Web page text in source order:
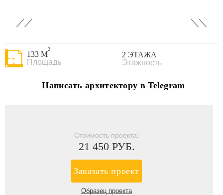
‹ ›
133 М
2
Площадь
2 ЭТАЖА
Этажность
Написать архитектору в Telegram
Стоимость проекта:
21 450 РУБ.
Заказать проект
Образец проекта